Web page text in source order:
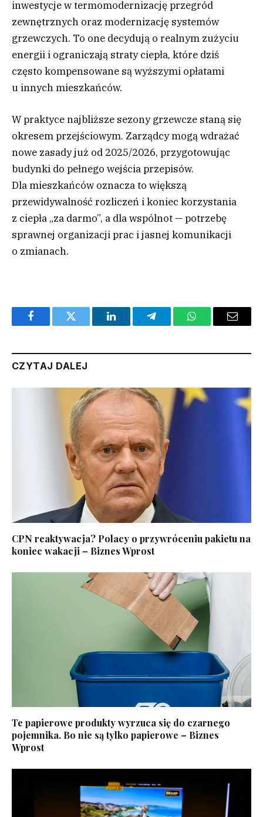
inwestycje w termomodernizację przegród
zewnętrznych oraz modernizację systemów
grzewczych. To one decydują o realnym zużyciu
energii i ograniczają straty ciepła, które dziś
często kompensowane są wyższymi opłatami
u innych mieszkańców.
W praktyce najbliższe sezony grzewcze staną się
okresem przejściowym. Zarządcy mogą wdrażać
nowe zasady już od 2025/2026, przygotowując
budynki do pełnego wejścia przepisów.
Dla mieszkańców oznacza to większą
przewidywalność rozliczeń i koniec korzystania
z ciepła „za darmo”, a dla wspólnot — potrzebę
sprawnej organizacji prac i jasnej komunikacji
o zmianach.
FacebookTwitter LinkedInTelegramWhatsAppEmail
CZYTAJ DALEJ
CPN reaktywacja? Polacy o przywróceniu pakietu na
koniec wakacji – Biznes Wprost
Te papierowe produkty wyrzuca się do czarnego
pojemnika. Bo nie są tylko papierowe – Biznes
Wprost